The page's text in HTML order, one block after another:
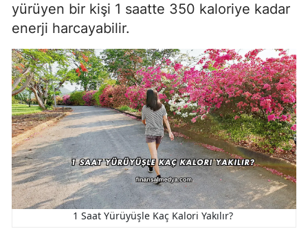
yürüyen bir kişi 1 saatte 350 kaloriye kadar
enerji harcayabilir.
1 Saat Yürüyüşle Kaç Kalori Yakılır?